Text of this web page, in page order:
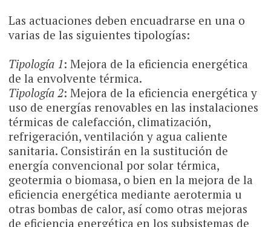
Las actuaciones deben encuadrarse en una o
varias de las siguientes tipologías:
Tipología 1: Mejora de la eficiencia energética
de la envolvente térmica.
Tipología 2: Mejora de la eficiencia energética y
uso de energías renovables en las instalaciones
térmicas de calefacción, climatización,
refrigeración, ventilación y agua caliente
sanitaria. Consistirán en la sustitución de
energía convencional por solar térmica,
geotermia o biomasa, o bien en la mejora de la
eficiencia energética mediante aerotermia u
otras bombas de calor, así como otras mejoras
de eficiencia energética en los subsistemas de